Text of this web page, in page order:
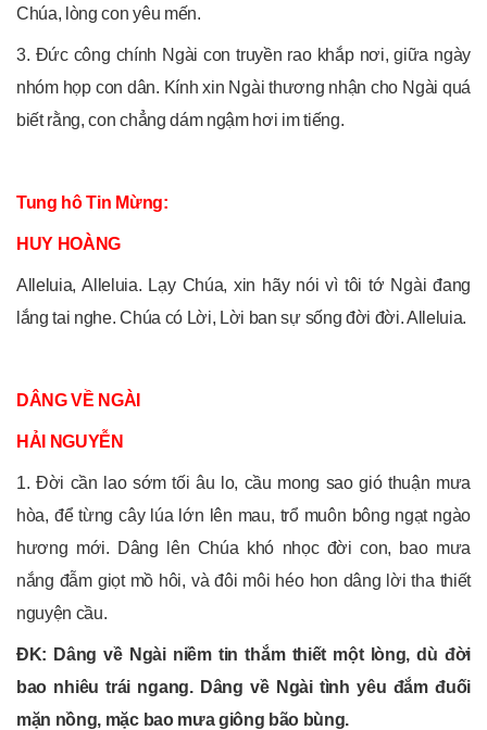
Chúa, lòng con yêu mến.
3. Đức công chính Ngài con truyền rao khắp nơi, giữa ngày
nhóm họp con dân. Kính xin Ngài thương nhận cho Ngài quá
biết rằng, con chẳng dám ngậm hơi im tiếng.
Tung hô Tin Mừng:
HUY HOÀNG
Alleluia, Alleluia. Lạy Chúa, xin hãy nói vì tôi tớ Ngài đang
lắng tai nghe. Chúa có Lời, Lời ban sự sống đời đời. Alleluia.
DÂNG VỀ NGÀI
HẢI NGUYỄN
1. Đời cần lao sớm tối âu lo, cầu mong sao gió thuận mưa
hòa, để từng cây lúa lớn lên mau, trổ muôn bông ngạt ngào
hương mới. Dâng lên Chúa khó nhọc đời con, bao mưa
nắng đẫm giọt mồ hôi, và đôi môi héo hon dâng lời tha thiết
nguyện cầu.
ĐK: Dâng về Ngài niềm tin thắm thiết một lòng, dù đời
bao nhiêu trái ngang. Dâng về Ngài tình yêu đắm đuối
mặn nồng, mặc bao mưa giông bão bùng.